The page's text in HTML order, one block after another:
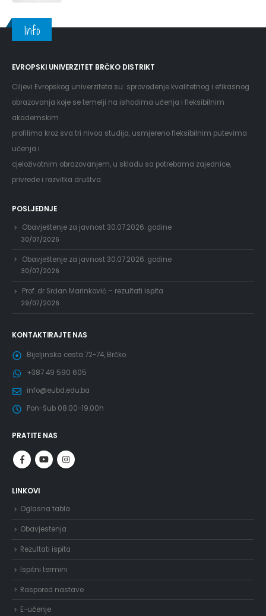
Info
EVROPSKI UNIVERZITET BRČKO DISTRIKT
Ciljevi Evropskog univerziteta su: sprovođenje kvalitetnog i efikasnog
obrazovanja koje se temelji na ishodima učenja i fleksibilnim
akademskim
profilima kroz sva tri nivoa studija, usmjereno fleksibilnim putevima
učenja i
cjeloživotnim obrazovanjem, u skladu sa potrebama zajednice,
privrede i razvitka društva.
POSLJEDNJE
Obavještenje za javnost 30.07.2026. godine
30/07/2026
Obavještenje za javnost 30.07.2026. godine
30/07/2026
Prof. dr Srđan Marinković – rezultati ispita
29/07/2026
KONTAKTIRAJTE NAS
Bijeljinska cesta 72-74, Brčko
+387 49 590 605
info@eubd.edu.ba
Pon-Sub 08.00-19.00h
PRATITE NAS
LINKOVI
Oglasna tabla
Obavjestenja
Rezultati ispita
Ispitni termini
Raspored nastave
E-učenje